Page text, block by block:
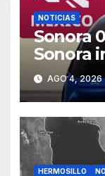
NOTICIAS
Sonora
Sonora
ITH
AGO 4, 2026
HERMOSILLO